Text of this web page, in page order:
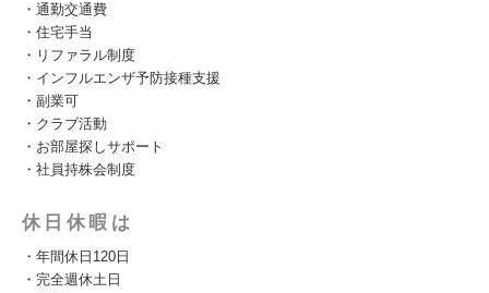
・通勤交通費
・住宅手当
・リファラル制度
・インフルエンザ予防接種支援
・副業可
・クラブ活動
・お部屋探しサポート
・社員持株会制度
休日休暇は
・年間休日120日
・完全週休土日